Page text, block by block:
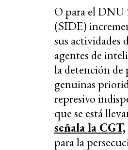
O para el DNU
(SIDE)
sus actividades
agentes de
la detención de
genuinas
represivo
que se está
señala la CGT,
para la